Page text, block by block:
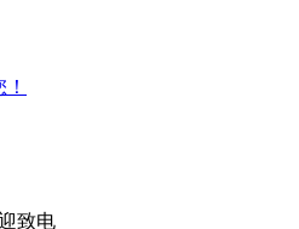
致电